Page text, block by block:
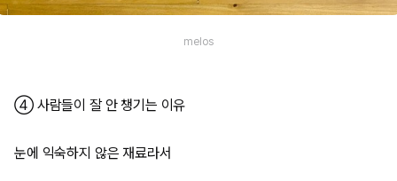
melos
④ 사람들이 잘 안 챙기는 이유
눈에 익숙하지 않은 재료라서